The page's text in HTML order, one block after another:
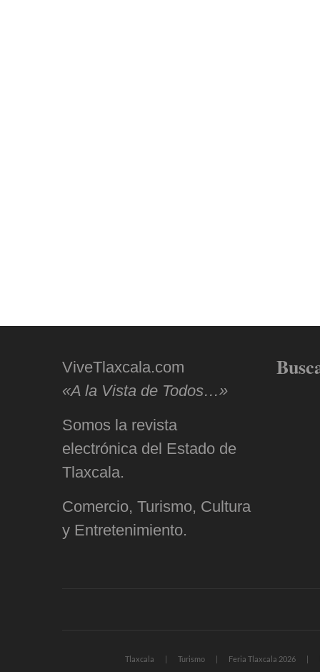
ViveTlaxcala.com
«A la Vista de Todos…»
Somos la revista
electrónica del Estado de
Tlaxcala.
Comercio, Turismo, Cultura
y Entretenimiento.
Tlaxcala Turismo Feria Tlaxcala 2026